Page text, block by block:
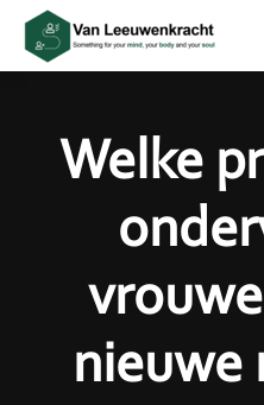
Welke
nieuwe